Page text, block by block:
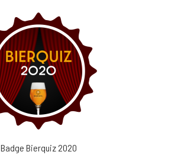
Badge Bierquiz 2020